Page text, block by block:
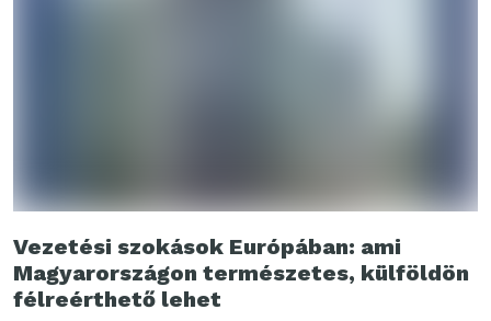
Vezetési szokások Európában: ami
Magyarországon természetes, külföldön
félreérthető lehet